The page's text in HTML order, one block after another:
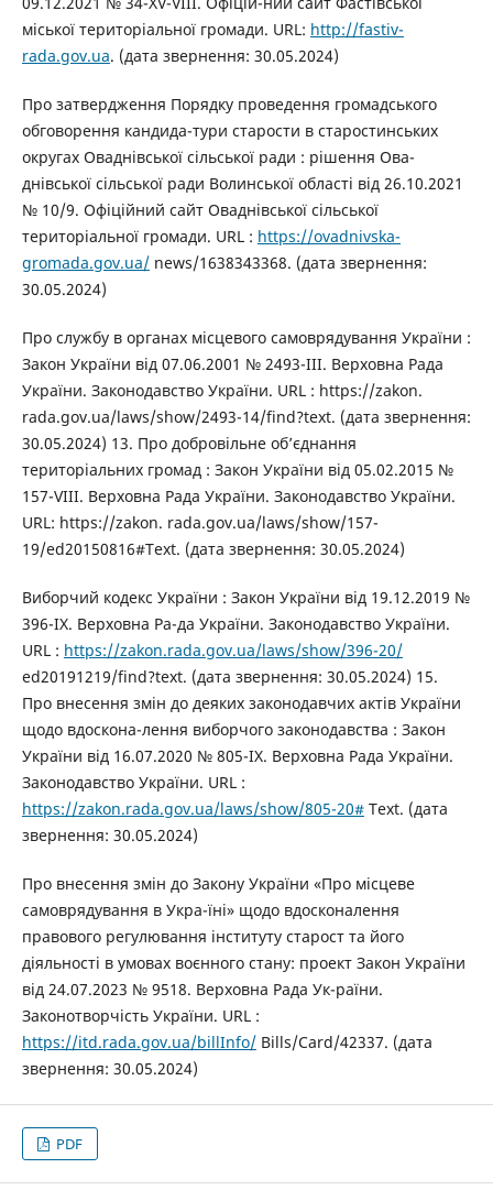
міської територіальної громади. URL: http://fastiv-
rada.gov.ua. (дата звернення: 30.05.2024)
Про затвердження Порядку проведення громадського
обговорення кандида-тури старости в старостинських
округах Оваднівської сільської ради : рішення Ова-
днівської сільської ради Волинської області від 26.10.2021
№ 10/9. Офіційний сайт Оваднівської сільської
територіальної громади. URL : https://ovadnivska-
gromada.gov.ua/news/1638343368. (дата звернення:
30.05.2024)
Про службу в органах місцевого самоврядування України :
Закон України від 07.06.2001 № 2493-ІII. Верховна Рада
України. Законодавство України. URL : https://zakon.
rada.gov.ua/laws/show/2493-14/find?text. (дата звернення:
30.05.2024) 13. Про добровільне об’єднання
територіальних громад : Закон України від 05.02.2015 №
157-VIII. Верховна Рада України. Законодавство України.
URL: https://zakon. rada.gov.ua/laws/show/157-
19/ed20150816#Text. (дата звернення: 30.05.2024)
Виборчий кодекс України : Закон України від 19.12.2019 №
396-ІХ. Верховна Ра-да України. Законодавство України.
URL : https://zakon.rada.gov.ua/laws/show/396-20/
ed20191219/find?text. (дата звернення: 30.05.2024) 15.
Про внесення змін до деяких законодавчих актів України
щодо вдоскона-лення виборчого законодавства : Закон
України від 16.07.2020 № 805-ІХ. Верховна Рада України.
Законодавство України. URL :
https://zakon.rada.gov.ua/laws/show/805-20#Text. (дата
звернення: 30.05.2024)
Про внесення змін до Закону України «Про місцеве
самоврядування в Укра-їні» щодо вдосконалення
правового регулювання інституту старост та його
діяльності в умовах воєнного стану: проект Закон України
від 24.07.2023 № 9518. Верховна Рада Ук-раїни.
Законотворчість України. URL :
https://itd.rada.gov.ua/billInfo/Bills/Card/42337. (дата
звернення: 30.05.2024)
PDF